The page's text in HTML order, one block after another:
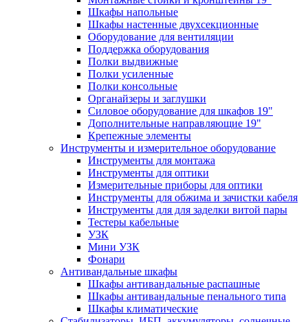
Шкафы напольные
Шкафы настенные двухсекционные
Оборудование для вентиляции
Поддержка оборудования
Полки выдвижные
Полки усиленные
Полки консольные
Органайзеры и заглушки
Силовое оборудование для шкафов 19"
Дополнительные направляющие 19"
Крепежные элементы
Инструменты и измерительное оборудование
Инструменты для монтажа
Инструменты для оптики
Измерительные приборы для оптики
Инструменты для обжима и зачистки кабеля
Инструменты для для заделки витой пары
Тестеры кабельные
УЗК
Мини УЗК
Фонари
Антивандальные шкафы
Шкафы антивандальные распашные
Шкафы антивандальные пенального типа
Шкафы климатические